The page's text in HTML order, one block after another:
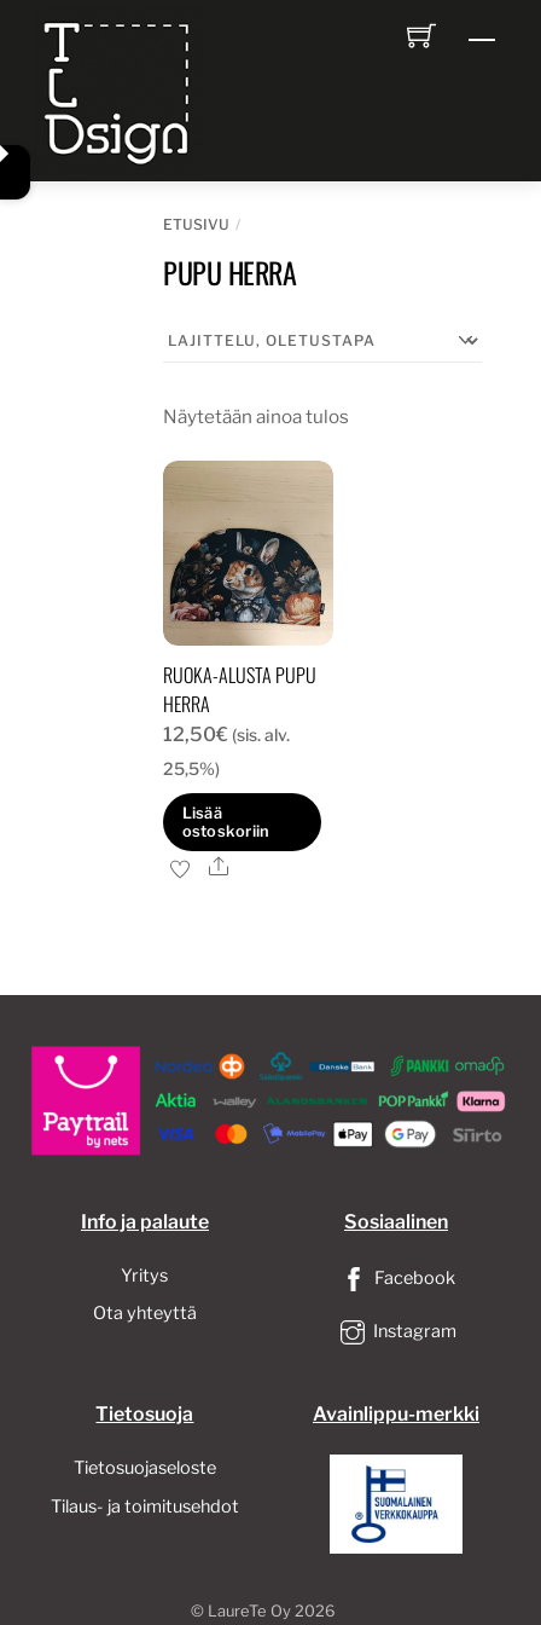
content
ETUSIVU
PUPU HERRA
Näytetään ainoa tulos
RUOKA-ALUSTA PUPU
HERRA
12,50€ (sis. alv.
25,5%)
Lisää
ostoskoriin
Ale
Info ja palaute
Yritys
Ota yhteyttä
Sosiaalinen
Facebook
Instagram
Tietosuoja
Tietosuojaseloste
Tilaus- ja toimitusehdot
Avainlippu-merkki
© LaureTe Oy2026